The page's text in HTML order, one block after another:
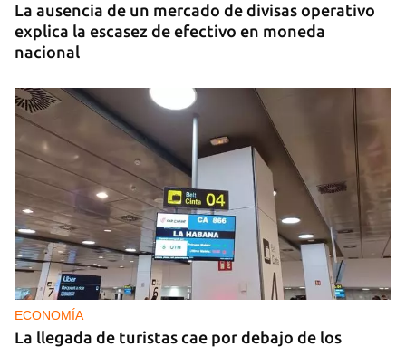
La ausencia de un mercado de divisas operativo
explica la escasez de efectivo en moneda
nacional
ECONOMÍA
La llegada de turistas cae por debajo de los